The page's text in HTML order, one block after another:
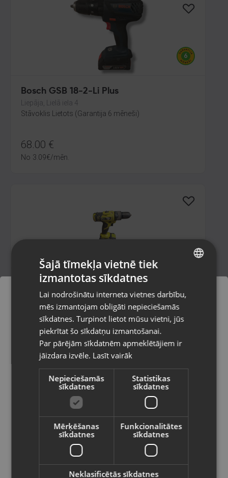
Bosch GSB 18-2-Li Plus
Liepāja, Lielā iela 4
Stāvoklis Lietots (Garantija 6 mēneši)
68.00 €
No 3.09€/mēn.
Guild CDi218GW
Valmiera, Cēsu iela 11
Stāvoklis Ilgstoši lietots (Garantija 14 dienas)
15.00€
Makita DTD153
Pasūtījumi tiks piegādāti uz
izvēlēto valsti
Vietnes saturs būs attēlots izvēlētajā
valodā
Valsts
Latviešu / Latvian
RUSSIAN
Šajā tīmekļa vietnē tiek
izmantotas sīkdatnes
Lai nodrošinātu interneta vietnes darbību,
mēs izmantojam obligāti nepieciešamās
sīkdatnes. Turpinot lietot mūsu vietni, jūs
piekrītat šo sīkdatņu izmantošanai.
Par pārējām sīkdatnēm apmeklētājiem ir
jāizdara izvēle. Lasīt vairāk
Nepieciešamās
sīkdatnes
Statistikas
sīkdatnes
Mērķēšanas
sīkdatnes
Funkcionalitātes
sīkdatnes
Neklasificētās sīkdatnes